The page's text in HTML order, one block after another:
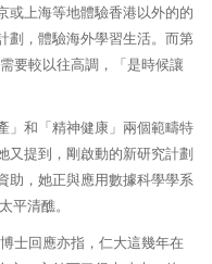
或上海等地體驗香港以外的的
劃，體驗海外學習生活。而第
要較以往高調，「是時候讓
」和「精神健康」兩個範疇特
又提到，剛啟動的新研究計劃
助，她正與應用數據科學學系
平清醮。
士回應亦指，仁大這幾年在